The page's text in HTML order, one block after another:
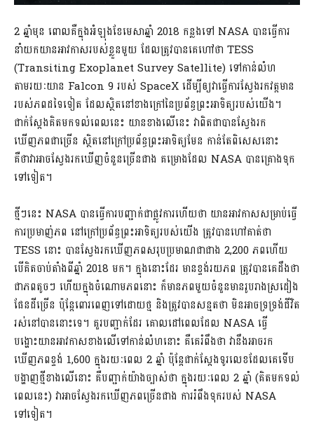
2 ឆ្នាំមុន ពោលគឺក្នុងអំឡុងខែមេសាឆ្នាំ 2018 កន្លងទៅ NASA បានធ្វើការ
នាំយកយានអាវកាសរបស់ខ្លួនមួយ ដែលត្រូវបានគេហៅថា TESS
(Transiting Exoplanet Survey Satellite) ទៅកាន់លំហ
តាមរយៈយាន Falcon 9 របស់ SpaceX ដើម្បីឲ្យវាធ្វើការស្វែងរកវត្តមាន
របស់ភពដទៃទៀត ដែលស្ថិតនៅខាងក្រៅនៃប្រព័ន្ធព្រះអាទិត្យរបស់យើង។
ជាក់ស្ដែងគិតមកទល់ពេលនេះ យានខាងលើនេះ វាពិតជាបានស្វែងរក
ឃើញភពជាច្រើន ស្ថិតនៅក្រៅប្រព័ន្ធព្រះអាទិត្យមែន កាន់តែពិសេសនោះ
គឺថាវាអាចស្វែងរកឃើញចំនួនច្រើនជាង គម្រោងដែល NASA បានគ្រោងទុក
ទៅទៀត។
ថ្មីៗនេះ NASA បានធ្វើការបញ្ជាក់ជាផ្លូវការហើយថា យានអាវកាសសម្រាប់ធ្វើ
ការប្រមាញ់ភព នៅក្រៅប្រព័ន្ធព្រះអាទិត្យរបស់យើង ត្រូវបានហៅគាត់ថា
TESS នោះ បានស្វែងរកឃើញភពសរុបប្រមាណជាជាង 2,200 ភពហើយ
បើគិតចាប់តាំងពីឆ្នាំ 2018 មក។ ក្នុងនោះដែរ មានខ្ទង់រយភព ត្រូវបានគេដឹងថា
ជាភពតូចៗ ហើយក្នុងចំណោមភពនោះ ក៏មានភពមួយចំនួនមានរូបរាងស្រដៀង
ផែនដីច្រើន ប៉ុន្តែពោរពេញទៅដោយថ្ម និងត្រូវបានសន្មតថា មិនអាចទ្រទ្រង់ជីវិត
រស់នៅបាននោះទេ។ គួរបញ្ជាក់ដែរ គោលដៅពេលដែល NASA ធ្វើ
បង្ហោះយានអាវកាសខាងលើទៅកាន់លំហនោះ គឺគេរំពឹងថា វានឹងអាចរក
ឃើញភពខ្ទង់ 1,600 ក្នុងរយៈពេល 2 ឆ្នាំ ប៉ុន្តែជាក់ស្ដែងទូរលេខដែលគេទើប
បង្ហាញថ្មីខាងលើនោះ គឺបញ្ជាក់យ៉ាងច្បាស់ថា ក្នុងរយៈពេល 2 ឆ្នាំ (គិតមកទល់
ពេលនេះ) វាអាចស្វែងរកឃើញភពច្រើនជាង ការរំពឹងទុករបស់ NASA
ទៅទៀត។